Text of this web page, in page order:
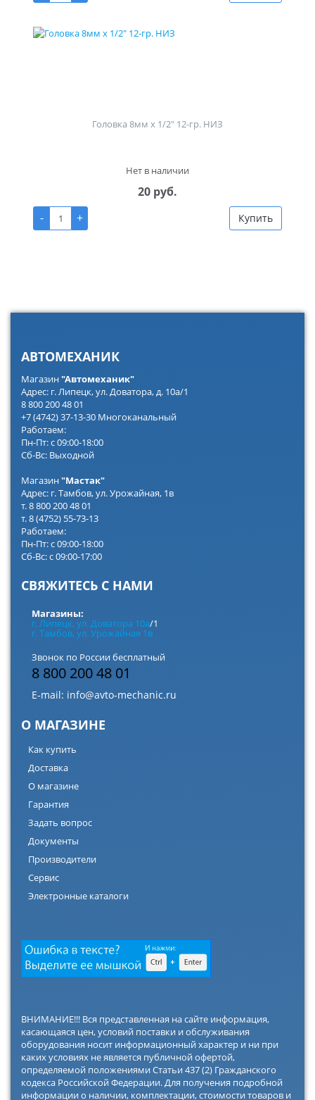
Головка 8мм х 1/2" 12-гр. НИЗ
Нет в наличии
20 руб.
-
+ Купить
АВТОМЕХАНИК
Магазин"Автомеханик"
Адрес: г. Липецк, ул. Доватора, д. 10а/1
8 800 200 48 01
+7 (4742) 37-13-30 Многоканальный
Работаем:
Пн-Пт: с 09:00-18:00
Сб-Вс: Выходной
Магазин"Мастак"
Адрес: г. Тамбов, ул. Урожайная, 1в
т. 8 800 200 48 01
т. 8 (4752) 55-73-13
Работаем:
Пн-Пт: с 09:00-18:00
Сб-Вс: с 09:00-17:00
СВЯЖИТЕСЬ С НАМИ
Магазины:
г. Липецк, ул. Доватора 10а/1
г. Тамбов, ул. Урожайная 1в
Звонок по России бесплатный
8 800 200 48 01
E-mail: info@avto-mechanic.ru
О МАГАЗИНЕ
Как купить
Доставка
О магазине
Гарантия
Задать вопрос
Документы
Производители
Сервис
Электронные каталоги
ВНИМАНИЕ!!! Вся представленная на сайте информация,
касающаяся цен, условий поставки и обслуживания
оборудования носит информационный характер и ни при
каких условиях не является публичной офертой,
определяемой положениями Статьи 437 (2) Гражданского
кодекса Российской Федерации. Для получения подробной
информации о наличии, комплектации, стоимости товаров и